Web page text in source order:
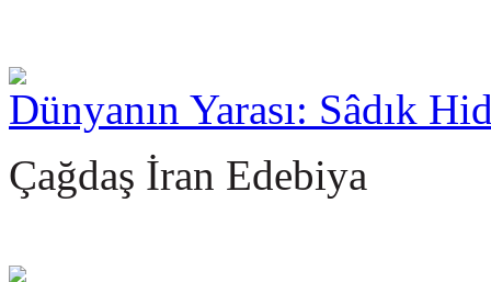
Dünyanın Yarası: Sâdık
Çağdaş İran Edebiya